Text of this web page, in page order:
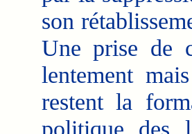
son
Une prise de
lentement
restent la
politique des